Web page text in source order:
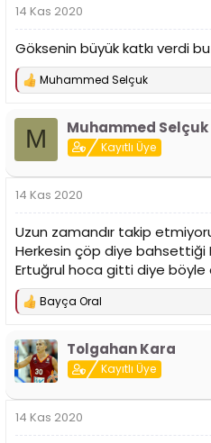
14 Kas 2020
Göksenin büyük katkı verdi
T
:
Muhammed Selçuk
M Muhammed Selçuk
Kayıtlı Üye
14 Kas 2020
Uzun zamandır takip
Herkesin çöp diye bahsettiği
Ertuğrul hoca gitti diye böyle
T
p
k
i
l
:
Bayça Oral
Tolgahan Kara
Kayıtlı Üye
14 Kas 2020